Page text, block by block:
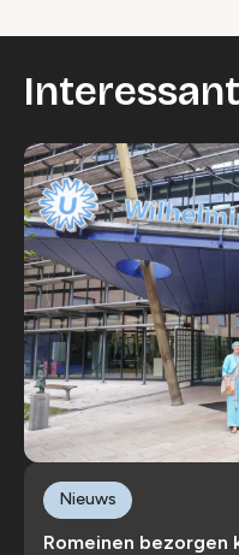
Romeinen bezorgen
Nieuws